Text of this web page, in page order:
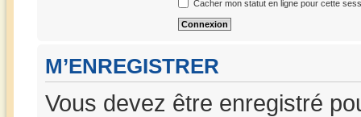
Cacher mon statut en ligne pour cette
M’ENREGISTRER
Vous devez être enregistré